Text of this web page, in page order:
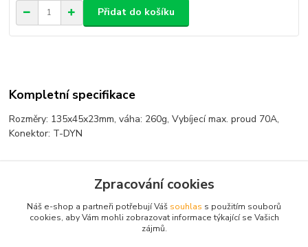
Přidat do košíku
Kompletní specifikace
Rozměry: 135x45x23mm, váha: 260g, Vybíjecí max. proud 70A,
Konektor: T-DYN
Zboží zařazeno v kategoriích
Akumulátory
Zpracování cookies
Náš e-shop a partneři potřebují Váš souhlas s použitím souborů
cookies, aby Vám mohli zobrazovat informace týkající se Vašich
zájmů.